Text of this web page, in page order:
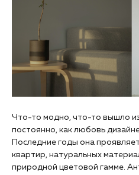
Что-то модно, что-то вышло
постоянно, как любовь
Последние годы она
квартир, натуральных
природной цветовой гамме.